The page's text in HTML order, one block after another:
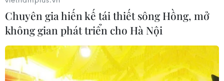
dự án kết nối vùng, sân bay Long
Thành
Cầu Đắk Lung sập sau cú
Chuyên gia hiến kế tái thiết sông Hồng, mở
không gian phát triển cho Hà Nội